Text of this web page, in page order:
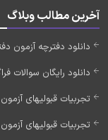
آخرین مطالب وبلاگ
دانلود دفترچه آزمون
دانلود رایگان سوالات
تجربیات قبولیهای
تجربیات قبولیهای